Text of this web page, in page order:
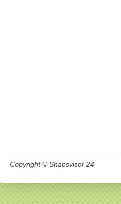
Copyright © Snapsvisor 24